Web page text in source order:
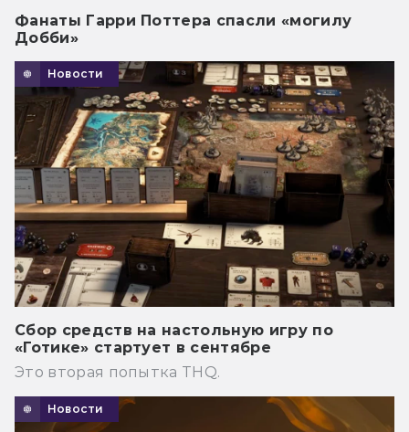
Фанаты Гарри Поттера спасли «могилу
Добби»
Новости
Сбор средств на настольную игру по
«Готике» стартует в сентябре
Это вторая попытка THQ.
Новости